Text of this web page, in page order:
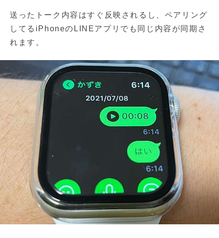
送ったトーク内容はすぐ反映されるし、ペアリング
してるiPhoneのLINEアプリでも同じ内容が同期さ
れます。